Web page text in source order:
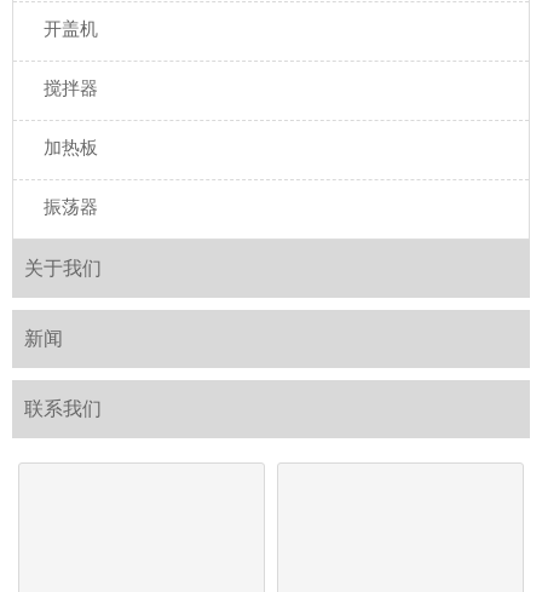
开盖机
搅拌器
加热板
振荡器
关于我们
新闻
联系我们